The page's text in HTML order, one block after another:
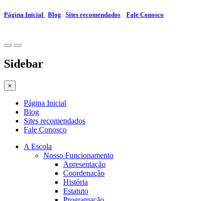
Página Inicial Blog Sites recomendados Fale Conosco
Sidebar
×
Página Inicial
Blog
Sites recomendados
Fale Conosco
A Escola
Nosso Funcionamento
Apresentação
Coordenação
História
Estatuto